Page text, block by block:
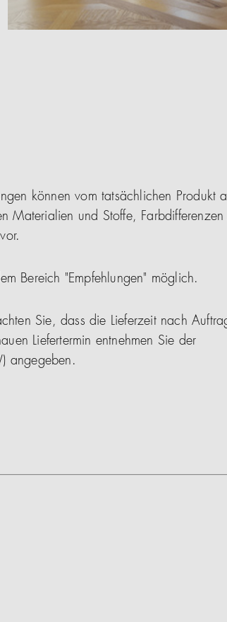
können vom tatsächlichen Produkt
Materialien und Stoffe,
Bereich "Empfehlungen" möglich.
Sie, dass die Lieferzeit nach
Liefertermin entnehmen Sie der
angegeben.